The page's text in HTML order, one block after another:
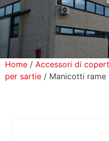
Prodotti
Home / Accessori di
per sartie / Manicotti rame